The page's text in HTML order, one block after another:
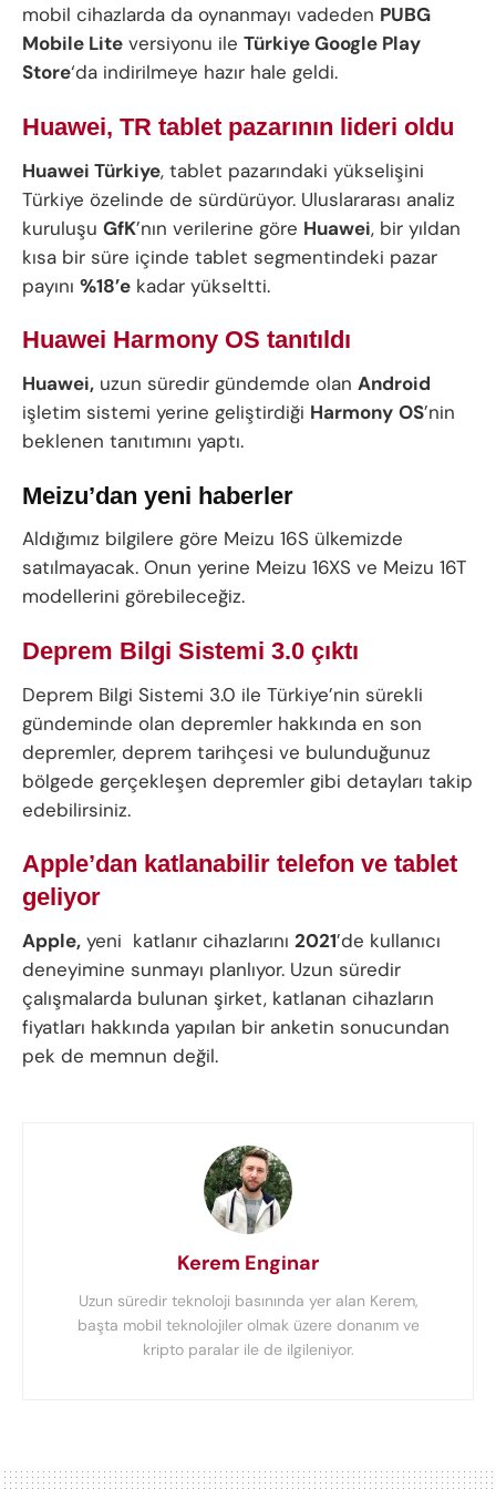
mobil cihazlarda da oynanmayı vadeden PUBG
Mobile Lite versiyonu ile Türkiye Google Play
Store‘da indirilmeye hazır hale geldi.
Huawei, TR tablet pazarının lideri oldu
Huawei Türkiye, tablet pazarındaki yükselişini
Türkiye özelinde de sürdürüyor. Uluslararası analiz
kuruluşu GfK’nın verilerine göre Huawei, bir yıldan
kısa bir süre içinde tablet segmentindeki pazar
payını %18’e kadar yükseltti.
Huawei Harmony OS tanıtıldı
Huawei, uzun süredir gündemde olan Android
işletim sistemi yerine geliştirdiği Harmony OS’nin
beklenen tanıtımını yaptı.
Meizu’dan yeni haberler
Aldığımız bilgilere göre Meizu 16S ülkemizde
satılmayacak. Onun yerine Meizu 16XS ve Meizu 16T
modellerini görebileceğiz.
Deprem Bilgi Sistemi 3.0 çıktı
Deprem Bilgi Sistemi 3.0 ile Türkiye’nin sürekli
gündeminde olan depremler hakkında en son
depremler, deprem tarihçesi ve bulunduğunuz
bölgede gerçekleşen depremler gibi detayları takip
edebilirsiniz.
Apple’dan katlanabilir telefon ve tablet
geliyor
Apple, yeni katlanır cihazlarını 2021’de kullanıcı
deneyimine sunmayı planlıyor. Uzun süredir
çalışmalarda bulunan şirket, katlanan cihazların
fiyatları hakkında yapılan bir anketin sonucundan
pek de memnun değil.
Kerem Enginar
Uzun süredir teknoloji basınında yer alan Kerem,
başta mobil teknolojiler olmak üzere donanım ve
kripto paralar ile de ilgileniyor.